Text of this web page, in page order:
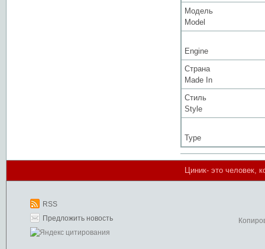
Модель
Model
Engine
Страна
Made In
Стиль
Style
Type
Циник- это человек,
RSS
Предложить новость